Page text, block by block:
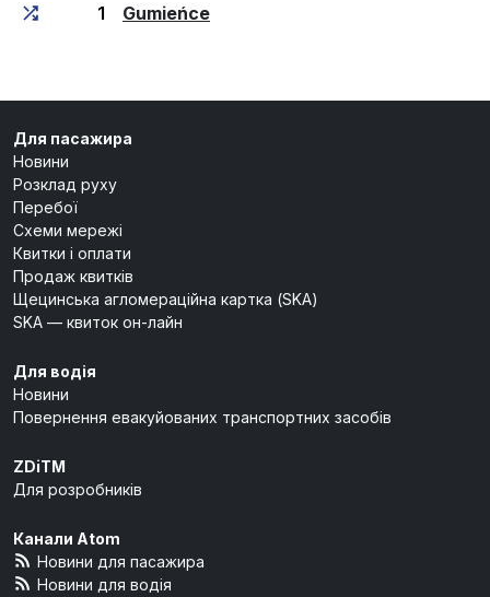
1
Gumieńce(кінцева зупинка)
Для пасажира
Новини
Розклад руху
Перебої
Схеми мережі
Квитки і оплати
Продаж квитків
Щецинська агломераційна картка (SKA)
SKA — квиток он-лайн
Для водія
Новини
Повернення евакуйованих транспортних засобів
ZDiTM
Для розробників
Канали Atom
Новини для пасажира
Новини для водія